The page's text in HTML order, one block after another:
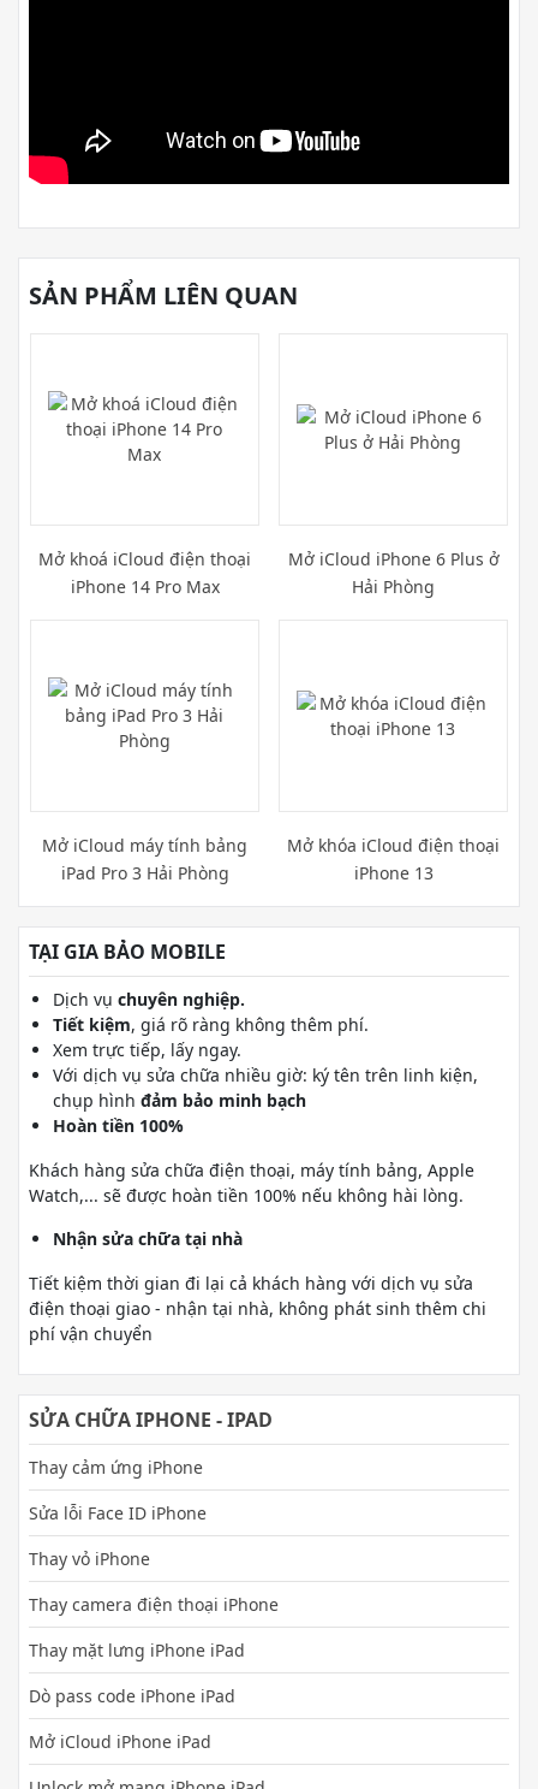
SẢN PHẨM LIÊN QUAN
Mở khoá iCloud điện thoại
iPhone 14 Pro Max
Mở iCloud iPhone 6 Plus ở
Hải Phòng
Mở iCloud máy tính bảng
iPad Pro 3 Hải Phòng
Mở khóa iCloud điện thoại
iPhone 13
TẠI GIA BẢO MOBILE
Dịch vụ chuyên nghiệp.
Tiết kiệm, giá rõ ràng không thêm phí.
Xem trực tiếp, lấy ngay.
Với dịch vụ sửa chữa nhiều giờ: ký tên trên linh kiện,
chụp hình đảm bảo minh bạch
Hoàn tiền 100%
Khách hàng sửa chữa điện thoại, máy tính bảng, Apple
Watch,... sẽ được hoàn tiền 100% nếu không hài lòng.
Nhận sửa chữa tại nhà
Tiết kiệm thời gian đi lại cả khách hàng với dịch vụ sửa
điện thoại giao - nhận tại nhà, không phát sinh thêm chi
phí vận chuyển
SỬA CHỮA IPHONE - IPAD
Thay cảm ứng iPhone
Sửa lỗi Face ID iPhone
Thay vỏ iPhone
Thay camera điện thoại iPhone
Thay mặt lưng iPhone iPad
Dò pass code iPhone iPad
Mở iCloud iPhone iPad